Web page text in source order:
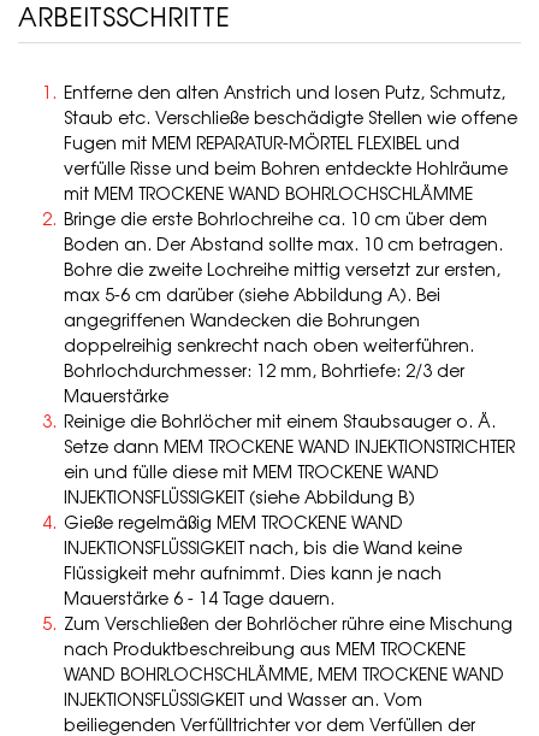
ARBEITSSCHRITTE
Entferne den alten Anstrich und losen Putz, Schmutz,
Staub etc. Verschließe beschädigte Stellen wie offene
Fugen mit MEM REPARATUR-MÖRTEL FLEXIBEL und
verfülle Risse und beim Bohren entdeckte Hohlräume
mit MEM TROCKENE WAND BOHRLOCHSCHLÄMME
Bringe die erste Bohrlochreihe ca. 10 cm über dem
Boden an. Der Abstand sollte max. 10 cm betragen.
Bohre die zweite Lochreihe mittig versetzt zur ersten,
max 5-6 cm darüber (siehe Abbildung A). Bei
angegriffenen Wandecken die Bohrungen
doppelreihig senkrecht nach oben weiterführen.
Bohrlochdurchmesser: 12 mm, Bohrtiefe: 2/3 der
Mauerstärke
Reinige die Bohrlöcher mit einem Staubsauger o. Ä.
Setze dann MEM TROCKENE WAND INJEKTIONSTRICHTER
ein und fülle diese mit MEM TROCKENE WAND
INJEKTIONSFLÜSSIGKEIT (siehe Abbildung B)
Gieße regelmäßig MEM TROCKENE WAND
INJEKTIONSFLÜSSIGKEIT nach, bis die Wand keine
Flüssigkeit mehr aufnimmt. Dies kann je nach
Mauerstärke 6 - 14 Tage dauern.
Zum Verschließen der Bohrlöcher rühre eine Mischung
nach Produktbeschreibung aus MEM TROCKENE
WAND BOHRLOCHSCHLÄMME, MEM TROCKENE WAND
INJEKTIONSFLÜSSIGKEIT und Wasser an. Vom
beiliegenden Verfülltrichter vor dem Verfüllen der